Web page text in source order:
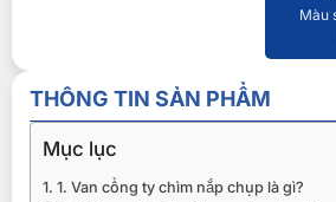
Màu
THÔNG TIN SẢN PHẨM
Mục lục
1. Van cổng ty chìm nắp chụp là gì?